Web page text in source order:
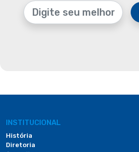
INSTITUCIONAL
História
Diretoria